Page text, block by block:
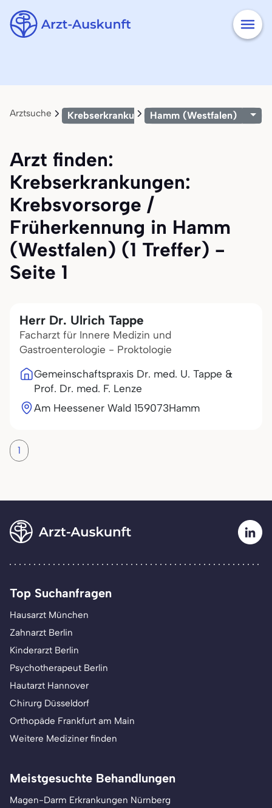
Arztsuche Krebserkrankungen: Krebsvorsorge /
Hamm (Westfalen)
Arzt finden:
Krebserkrankungen:
Krebsvorsorge /
Früherkennung in Hamm
(Westfalen) (1 Treffer) -
Seite 1
Herr Dr. Ulrich Tappe
Facharzt für Innere Medizin und
Gastroenterologie - Proktologie
Gemeinschaftspraxis Dr. med. U. Tappe &
Prof. Dr. med. F. Lenze
Am Heessener Wald 159073Hamm
1
Top Suchanfragen
Hausarzt München
Zahnarzt Berlin
Kinderarzt Berlin
Psychotherapeut Berlin
Hautarzt Hannover
Chirurg Düsseldorf
Orthopäde Frankfurt am Main
Weitere Mediziner finden
Meistgesuchte Behandlungen
Magen-Darm Erkrankungen Nürnberg